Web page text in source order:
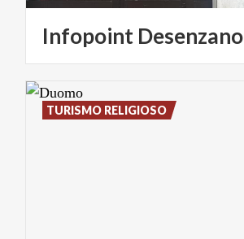
Infopoint Desenzano
TURISMO RELIGIOSO